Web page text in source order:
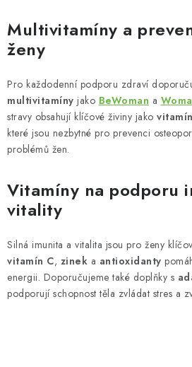
Multivitamíny a
ženy
Pro každodenní podporu zdraví
multivitamíny jako BeWoman a
stravy obsahují klíčové živiny jako
které jsou nezbytné pro prevenci
problémů žen.
Vitamíny na podporu
vitality
Silná imunita a vitalita jsou pro ženy
vitamín C, zinek a antioxidanty
energii. Doporučujeme také doplňky s
podporují schopnost těla zvládat stres a